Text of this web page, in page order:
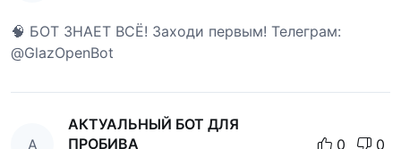
🧠 БОТ ЗНАЕТ ВСЁ! Заходи первым! Телеграм:
@GlazOpenBot
А
АКТУАЛЬНЫЙ БОТ ДЛЯ
ПРОБИВА
0 0